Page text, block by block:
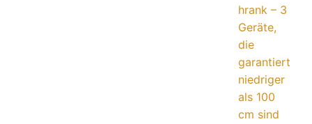
hrank – 3
Geräte,
die
garantiert
niedriger
als 100
cm sind